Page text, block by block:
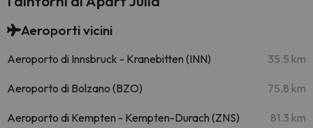
Aeroporti vicini
Aeroporto di Innsbruck - Kranebitten (INN) 35.5 km
Aeroporto di Bolzano (BZO) 75.8 km
Aeroporto di Kempten - Kempten-Durach (ZNS) 81.3 km